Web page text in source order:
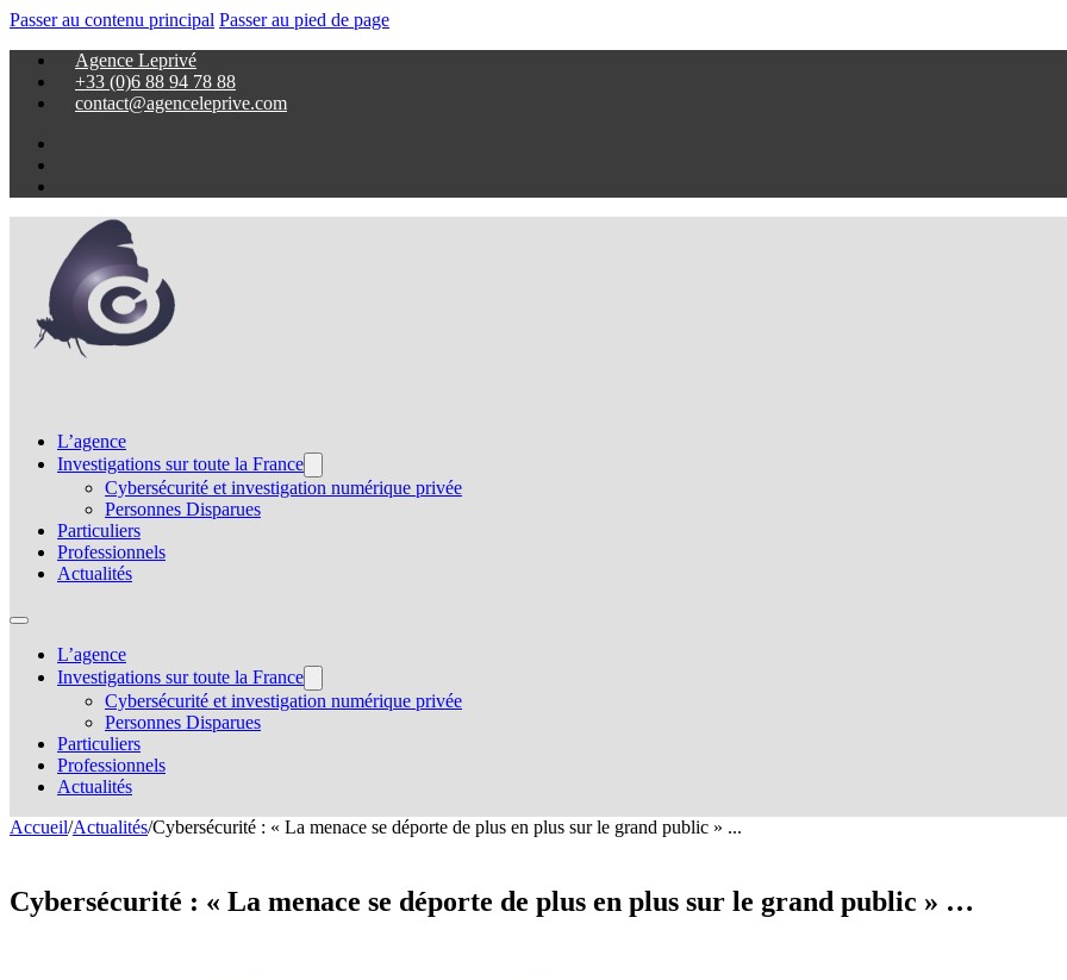
Passer au contenu principal Passer au pied de page
Agence Leprivé
+33 (0)6 88 94 78 88
contact@agenceleprive.com
L’agence
Investigations sur toute la France
Cybersécurité et investigation numérique privée
Personnes Disparues
Particuliers
Professionnels
Actualités
L’agence
Investigations sur toute la France
Cybersécurité et investigation numérique privée
Personnes Disparues
Particuliers
Professionnels
Actualités
Accueil/Actualités/Cybersécurité : « La menace se déporte de plus en plus sur le grand public » ...
Cybersécurité : « La menace se déporte de plus en plus sur le grand public » …